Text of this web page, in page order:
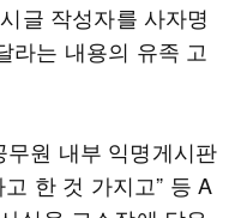
글 작성자를 사자명
라는 내용의 유족 고
원 내부 익명게시판
한 것 가지고” 등 A